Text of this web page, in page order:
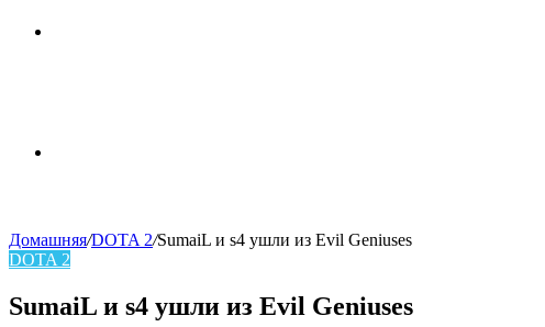
skin
Домашняя/DOTA 2/SumaiL и s4 ушли из Evil Geniuses
DOTA 2
SumaiL и s4 ушли из Evil Geniuses